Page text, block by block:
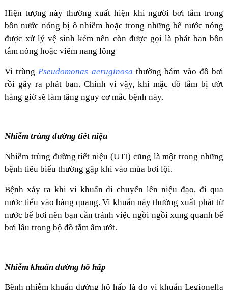
Hiện tượng này thường xuất hiện khi người bơi tắm trong
bồn nước nóng bị ô nhiễm hoặc trong những bể nước nóng
được xử lý vệ sinh kém nên còn được gọi là phát ban bồn
tắm nóng hoặc viêm nang lông
Vi trùngPseudomonas aeruginosathường bám vào đồ bơi
rồi gây ra phát ban. Chính vì vậy, khi mặc đồ tắm bị ướt
hàng giờ sẽ làm tăng nguy cơ mắc bệnh này.
Nhiễm trùng đường tiết niệu
Nhiễm trùng đường tiết niệu (UTI) cũng là một trong những
bệnh tiêu biểu thường gặp khi vào mùa bơi lội.
Bệnh xảy ra khi vi khuẩn di chuyển lên niệu đạo, đi qua
nước tiểu vào bàng quang. Vi khuẩn này thường xuất phát từ
nước bể bơi nên bạn cần tránh việc ngồi ngồi xung quanh bể
bơi lâu trong bộ đồ tắm ẩm ướt.
Nhiễm khuẩn đường hô hấp
Bệnh nhiễm khuẩn đường hô hấp là do vi khuẩn Legionella